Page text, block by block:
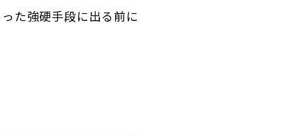
た強硬手段に出る前に